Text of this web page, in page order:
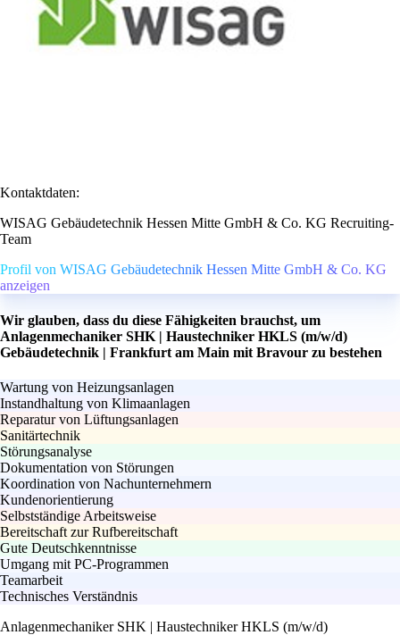
Kontaktdaten:
WISAG Gebäudetechnik Hessen Mitte GmbH & Co. KG Recruiting-
Team
Profil von WISAG Gebäudetechnik Hessen Mitte GmbH & Co. KG
anzeigen
Wir glauben, dass du diese Fähigkeiten brauchst, um
Anlagenmechaniker SHK | Haustechniker HKLS (m/w/d)
Gebäudetechnik | Frankfurt am Main mit Bravour zu bestehen
Wartung von Heizungsanlagen
Instandhaltung von Klimaanlagen
Reparatur von Lüftungsanlagen
Sanitärtechnik
Störungsanalyse
Dokumentation von Störungen
Koordination von Nachunternehmern
Kundenorientierung
Selbstständige Arbeitsweise
Bereitschaft zur Rufbereitschaft
Gute Deutschkenntnisse
Umgang mit PC-Programmen
Teamarbeit
Technisches Verständnis
Anlagenmechaniker SHK | Haustechniker HKLS (m/w/d)